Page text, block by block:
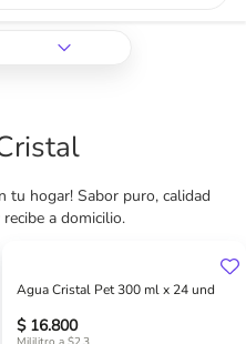
tu hogar! Sabor puro, calidad
a domicilio.
Agua Cristal Pet 300 ml x 24 und
$ 16.800